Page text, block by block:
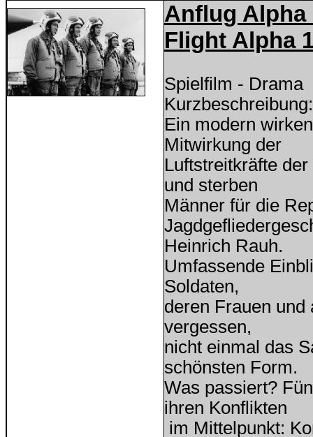
Anflug Alpha
Flight Alpha
Spielfilm - Drama
Kurzbeschreibung:
Ein modern
Mitwirkung der
Luftstreitkräfte
und sterben
Männer für die
Heinrich Rauh.
Umfassende
Soldaten,
deren Frauen
vergessen,
nicht einmal das
schönsten Form.
Was passiert?
ihren Konflikten
im Mittelpunkt: